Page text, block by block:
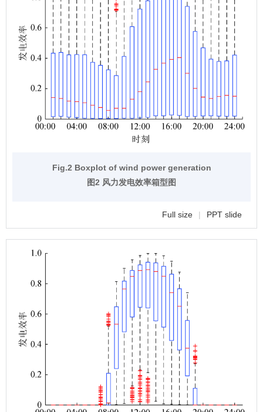
Fig.2 Boxplot of wind power generation
图2 风力发电效率箱型图
Full size | PPT slide